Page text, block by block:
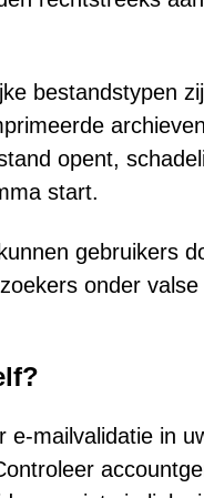
bestandstypen
opent,
start.
gebruikers
onder
e-mailvalidatie in